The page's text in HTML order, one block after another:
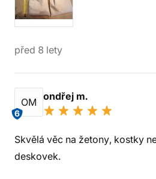
před 8 lety
OM
6
ondřej m.
Skvělá věc na žetony, kostky
deskovek.